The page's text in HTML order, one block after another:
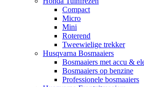
Compact
Micro
Mini
Roterend
Tweewielige trekker
Husqvarna Bosmaaiers
Bosmaaiers met accu &
Bosmaaiers op benzine
Professionele bosmaaiers